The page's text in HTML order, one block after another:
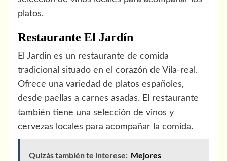
platos.
Restaurante El Jardín
El Jardín es un restaurante de comida
tradicional situado en el corazón de Vila-real.
Ofrece una variedad de platos españoles,
desde paellas a carnes asadas. El restaurante
también tiene una selección de vinos y
cervezas locales para acompañar la comida.
Quizás también te interese: Mejores